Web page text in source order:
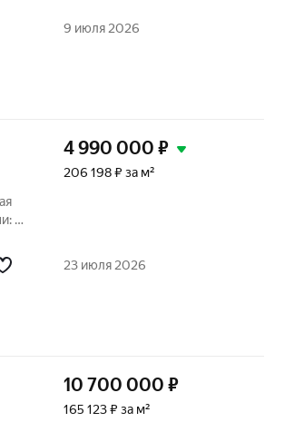
9 июля 2026
в
4 990 000 ₽
206 198 ₽ за м²
23 июля 2026
10 700 000 ₽
165 123 ₽ за м²